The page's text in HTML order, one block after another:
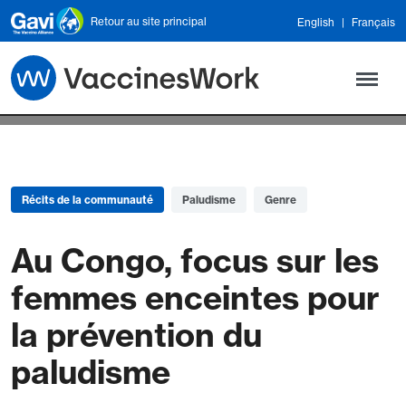
Skip to main content
Retour au site principal English Français
Récits de la communauté Paludisme Genre
Au Congo, focus sur les
femmes enceintes pour
la prévention du
paludisme